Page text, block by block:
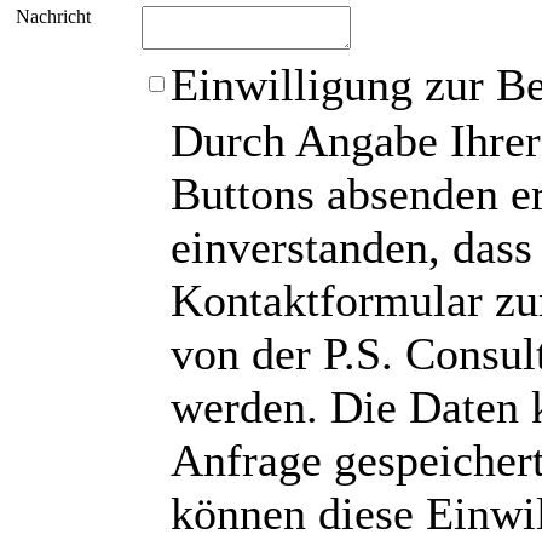
Nachricht
Einwilligung zur
Durch Angabe
Buttons absenden
einverstanden,
Kontaktformular
von der P.S.
werden. Die Daten
Anfrage
können diese